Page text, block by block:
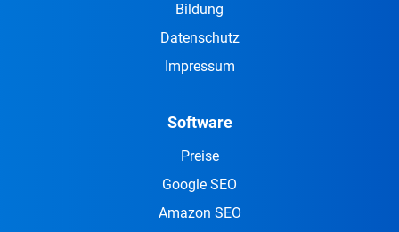
Bildung
Datenschutz
Impressum
Software
Preise
Google SEO
Amazon SEO